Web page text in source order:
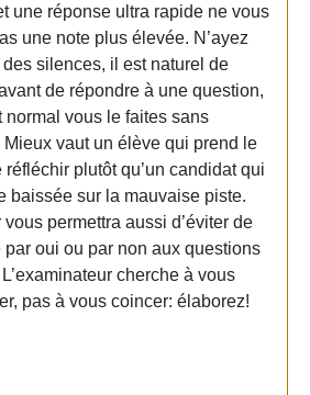
une réponse ultra rapide ne vous
une note plus élevée. N’ayez
des silences, il est naturel de
de répondre à une question,
normal vous le faites sans
Mieux vaut un élève qui prend le
réfléchir plutôt qu’un candidat qui
baissée sur la mauvaise piste.
vous permettra aussi d’éviter de
par oui ou par non aux questions
cherche à vous
pas à vous coincer: élaborez!